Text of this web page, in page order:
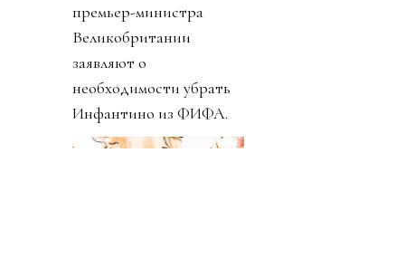
соратников Инфантино,
человек из Goldman
Sachs, подал в отставку.
Карлос подчеркнул, что
ничего не знал о плане и
что план приватизации